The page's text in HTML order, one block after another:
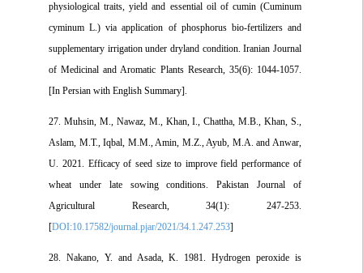
physiological traits, yield and essential oil of cumin (Cuminum
cyminum L.) via application of phosphorus bio-fertilizers and
supplementary irrigation under dryland condition. Iranian Journal
of Medicinal and Aromatic Plants Research, 35(6): 1044-1057.
[In Persian with English Summary].
27. Muhsin, M., Nawaz, M., Khan, I., Chattha, M.B., Khan, S.,
Aslam, M.T., Iqbal, M.M., Amin, M.Z., Ayub, M.A. and Anwar,
U. 2021. Efficacy of seed size to improve field performance of
wheat under late sowing conditions. Pakistan Journal of
Agricultural Research, 34(1): 247-253.
[DOI:10.17582/journal.pjar/2021/34.1.247.253
28. Nakano, Y. and Asada, K. 1981. Hydrogen peroxide is